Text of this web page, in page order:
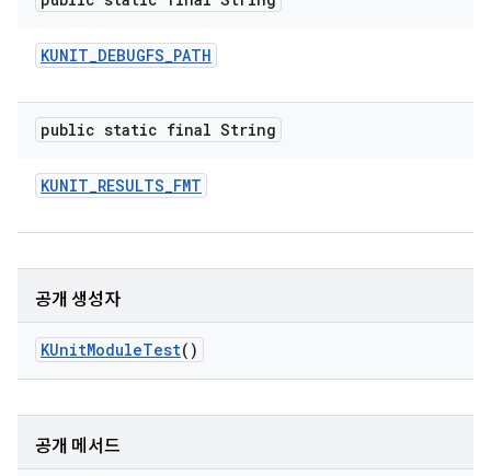
KUNIT_DEBUGFS_PATH
public static final String
KUNIT_RESULTS_FMT
공개 생성자
KUnitModuleTest()
공개 메서드